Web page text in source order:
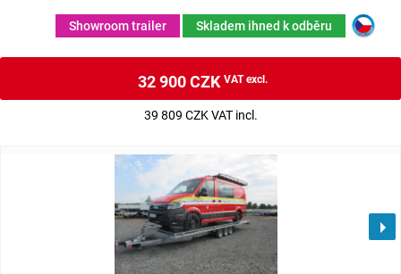
Showroom trailer Skladem ihned k odběru
32 900 CZKVAT excl.
39 809 CZK VAT incl.